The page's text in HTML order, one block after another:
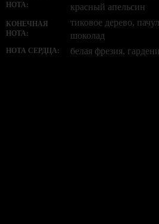
НОТА:
красный апельсин
КОНЕЧНАЯ
НОТА:
тиковое дерево,
шоколад
НОТА СЕРДЦА: белая фрезия,